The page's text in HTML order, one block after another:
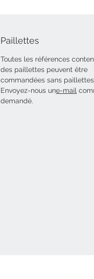
Paillettes
Toutes les références
des paillettes peuvent être
commandées sans
Envoyez-nous une-mail
demandé.